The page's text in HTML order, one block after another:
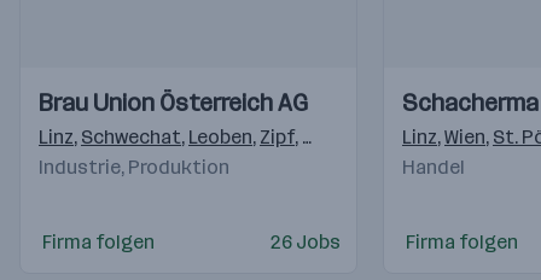
Videos
Einblicke
Einblicke
Brau Union Österreich AG
Linz, Schwechat, Leoben, Zipf, Graz ,Schladming,
Industrie, Produktion
Firma folgen 26 Jobs
Videos
Einblicke
Einblicke
Linz,Wien, St.
Handel
Firma folgen